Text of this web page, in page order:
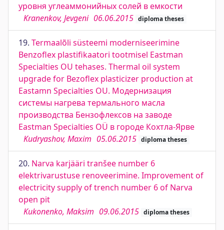
уровня углеаммонийных солей в емкости
Kranenkov, Jevgeni 06.06.2015 diploma theses
19. Termaalõli süsteemi moderniseerimine
Benzoflex plastifikaatori tootmisel Eastman
Specialties OU tehases. Thermal oil system
upgrade for Bezoflex plasticizer production at
Eastamn Specialties OU. Модернизация
системы нагрева термального масла
производства Бензофлексов на заводе
Eastman Specialties OÜ в городе Кохтла-Ярве
Kudryashov, Maxim 05.06.2015 diploma theses
20. Narva karjääri tranšee number 6
elektrivarustuse renoveerimine. Improvement of
electricity supply of trench number 6 of Narva
open pit
Kukonenko, Maksim 09.06.2015 diploma theses